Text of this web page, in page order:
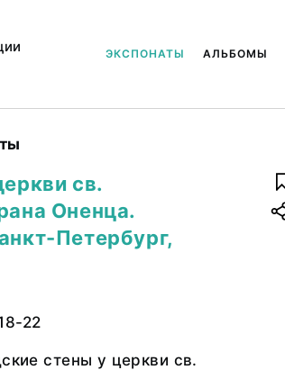
ЭКСПОНАТЫ АЛЬБОМЫ
св.
Оненца.
Петербург,
22
стены у церкви св.